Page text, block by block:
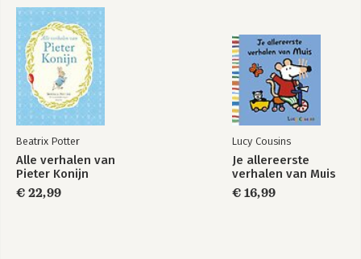
Beatrix Potter
Alle verhalen van
Pieter Konijn
€ 22,99
Lucy Cousins
Je allereerste
verhalen van Muis
€ 16,99